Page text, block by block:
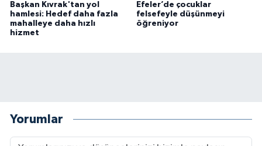
Başkan Kıvrak'tan yol
hamlesi: Hedef daha fazla
mahalleye daha hızlı
hizmet
Efeler’de çocuklar
felsefeyle düşünmeyi
öğreniyor
Yorumlar